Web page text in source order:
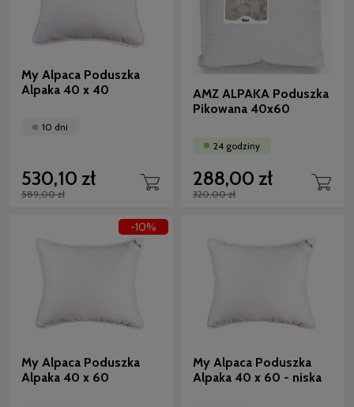
My Alpaca Poduszka
Alpaka 40 x 40
10 dni
530,10 zł
589,00 zł
AMZ ALPAKA Poduszka
Pikowana 40x60
24 godziny
288,00 zł
320,00 zł
My Alpaca Poduszka
Alpaka 40 x 60
-10%
My Alpaca Poduszka
Alpaka 40 x 60 - niska